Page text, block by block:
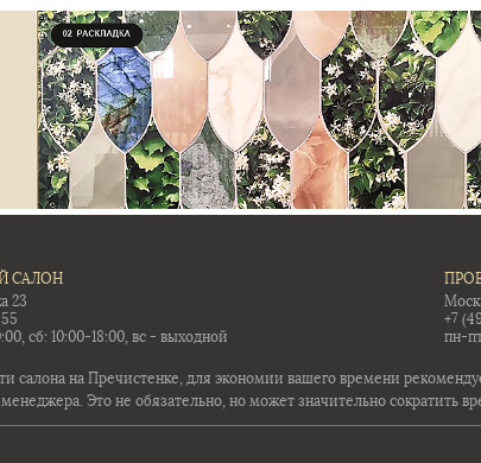
САЛОН
23
сб: 10:00-18:00, вс - выходной
+7
пн-
салона на Пречистенке, для экономии вашего времени
менеджера. Это не обязательно, но может значительно сократить